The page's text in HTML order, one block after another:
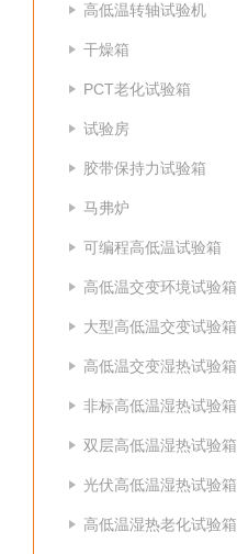
高低温转轴试验机
干燥箱
PCT老化试验箱
试验房
胶带保持力试验箱
马弗炉
可编程高低温试验箱
高低温交变环境试验箱
大型高低温交变试验箱
高低温交变湿热试验箱
非标高低温湿热试验箱
双层高低温湿热试验箱
光伏高低温湿热试验箱
高低温湿热老化试验箱